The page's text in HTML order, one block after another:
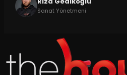
Sanat Yönetmeni